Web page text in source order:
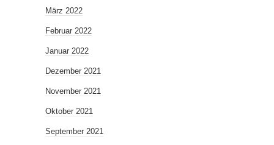
März 2022
Februar 2022
Januar 2022
Dezember 2021
November 2021
Oktober 2021
September 2021